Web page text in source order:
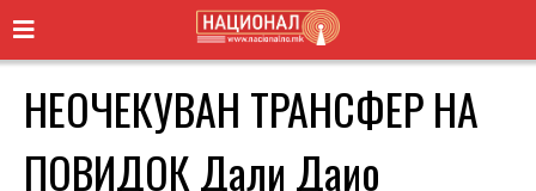
НЕОЧЕКУВАН ТРАНСФЕР НА
ПОВИДОК Дали Даио